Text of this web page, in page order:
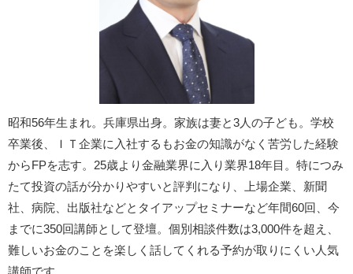
昭和56年生まれ。兵庫県出身。家族は妻と3人の子ども。学校
卒業後、ＩＴ企業に入社するもお金の知識がなく苦労した経験
からFPを志す。25歳より金融業界に入り業界18年目。特につみ
たて投資の話が分かりやすいと評判になり、上場企業、新聞
社、病院、出版社などとタイアップセミナーなど年間60回、今
までに350回講師として登壇。個別相談件数は3,000件を超え、
難しいお金のことを楽しく話してくれる予約が取りにくい人気